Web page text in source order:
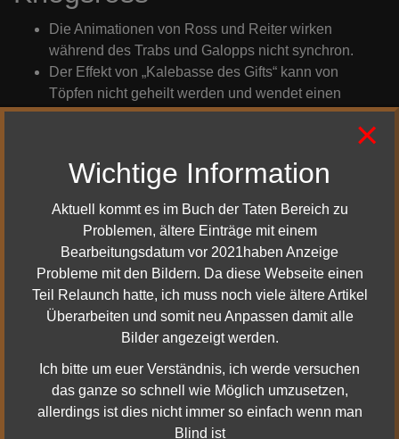
Die Animationen von Ross und Reiter wirken
während des Trabs und Galopps nicht synchron.
Der Effekt von „Kalebasse des Gifts“ kann von
Töpfen nicht geheilt werden und wendet einen
Flammeneffekt auf den Charakter an.
Klang & Grafik
Verschiedene NSCs in der Spielwelt lassen keine
Klangeffekte mehr ertönen.
Es gibt Unstimmigkeiten bei der Fernsicht und bei
der Sicht auf Städte oder Landschaften aus der
Ferne.
Klassen (gilt, während der
Charakter abgesessen ist)
×
Wichtige Information
Aktuell kommt es im Buch der Taten Bereich zu
Problemen, ältere Einträge mit einem
Bearbeitungsdatum vor 2021haben Anzeige
Probleme mit den Bildern. Da diese Webseite einen
Teil Relaunch hatte, ich muss noch viele ältere Artikel
Überarbeiten und somit neu Anpassen damit alle
Bilder angezeigt werden.
Ich bitte um euer Verständnis, ich werde versuchen
das ganze so schnell wie Möglich umzusetzen,
allerdings ist dies nicht immer so einfach wenn man
Blind ist